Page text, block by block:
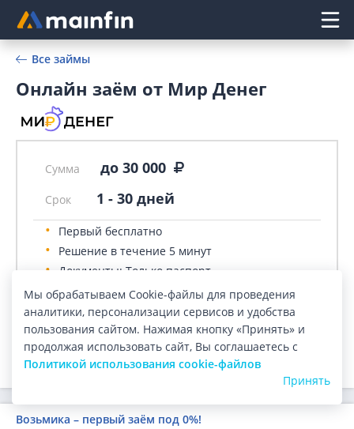
Главное меню
Все займы
Онлайн заём от Мир Денег
Сумма до 30 000
Срок 1 - 30 дней
Первый бесплатно
Решение в течение 5 минут
Документы: Только паспорт
Оформление: Онлайн
ПОДАТЬ ЗАЯВКУ
Возьмика – первый заём под 0%!
Мы обрабатываем Cookie-файлы для проведения
аналитики, персонализации сервисов и удобства
пользования сайтом. Нажимая кнопку «Принять» и
продолжая использовать сайт, Вы соглашаетесь с
Политикой использования cookie-файлов
Принять